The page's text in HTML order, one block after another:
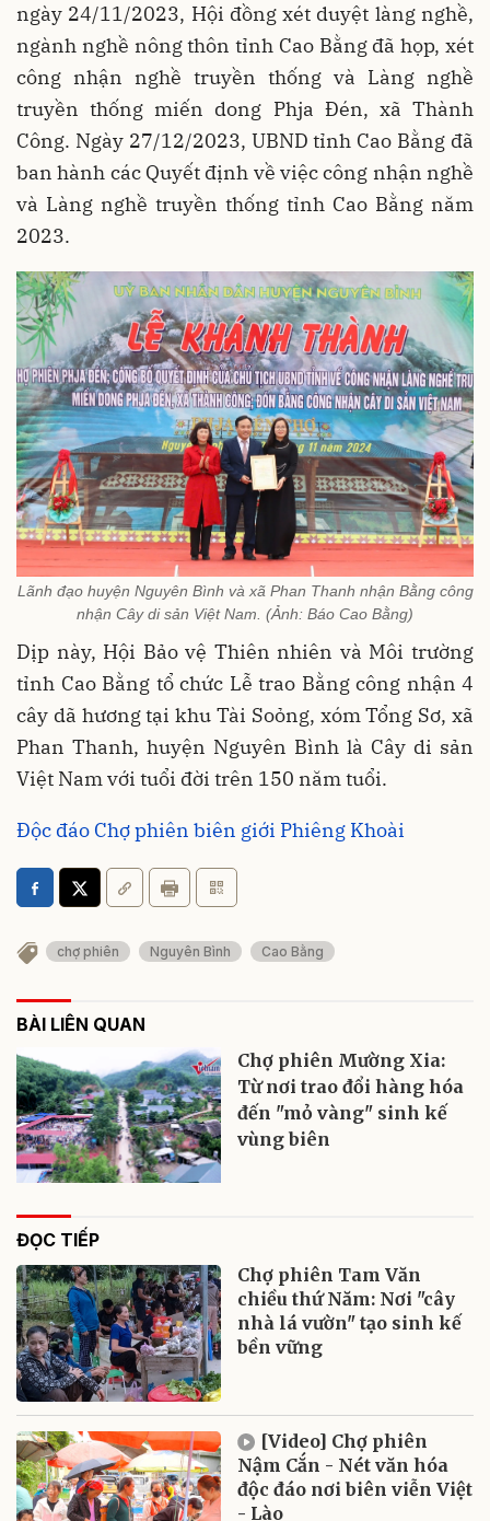
ngày 24/11/2023, Hội đồng xét duyệt làng nghề,
ngành nghề nông thôn tỉnh Cao Bằng đã họp, xét
công nhận nghề truyền thống và Làng nghề
truyền thống miến dong Phja Đén, xã Thành
Công. Ngày 27/12/2023, UBND tỉnh Cao Bằng đã
ban hành các Quyết định về việc công nhận nghề
và Làng nghề truyền thống tỉnh Cao Bằng năm
2023.
Lãnh đạo huyện Nguyên Bình và xã Phan Thanh nhận Bằng công
nhận Cây di sản Việt Nam. (Ảnh: Báo Cao Bằng)
Dịp này, Hội Bảo vệ Thiên nhiên và Môi trường
tỉnh Cao Bằng tổ chức Lễ trao Bằng công nhận 4
cây dã hương tại khu Tài Soỏng, xóm Tổng Sơ, xã
Phan Thanh, huyện Nguyên Bình là Cây di sản
Việt Nam với tuổi đời trên 150 năm tuổi.
Độc đáo Chợ phiên biên giới Phiêng Khoài
chợ phiên Nguyên Bình Cao Bằng
BÀI LIÊN QUAN
Chợ phiên Mường Xia:
Từ nơi trao đổi hàng hóa
đến "mỏ vàng" sinh kế
vùng biên
ĐỌC TIẾP
Chợ phiên Tam Văn
chiều thứ Năm: Nơi "cây
nhà lá vườn" tạo sinh kế
bền vững
[Video] Chợ phiên
Nậm Cắn - Nét văn hóa
độc đáo nơi biên viễn Việt
- Lào